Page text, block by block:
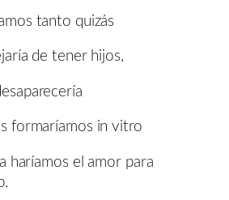
tanto quizás
de tener hijos,
formaríamos in vitro
haríamos el amor para